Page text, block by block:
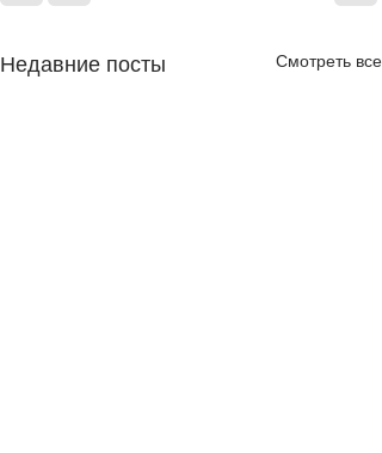
Недавние посты Смотреть все